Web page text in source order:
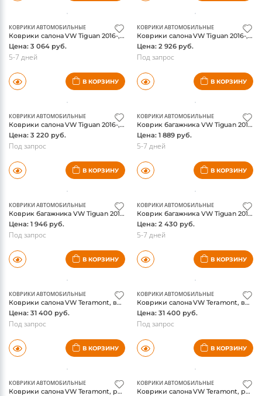
КОВРИКИ АВТОМОБИЛЬНЫЕ
Коврики салона VW Tiguan 2016-, 3D, черный, norplast
Цена: 3 064 руб.
5-7 дней
В КОРЗИНУ
КОВРИКИ АВТОМОБИЛЬНЫЕ
Коврики салона VW Tiguan 2016-, 3D, бежевый, norplast
Цена: 2 926 руб.
Под запрос
В КОРЗИНУ
КОВРИКИ АВТОМОБИЛЬНЫЕ
Коврики салона VW Tiguan 2016-, 3D, серый, norplast
Цена: 3 220 руб.
Под запрос
В КОРЗИНУ
КОВРИКИ АВТОМОБИЛЬНЫЕ
Коврик багажника VW Tiguan 2016-, черный, norplast
Цена: 1 889 руб.
5-7 дней
В КОРЗИНУ
КОВРИКИ АВТОМОБИЛЬНЫЕ
Коврик багажника VW Tiguan 2016-, бежевый, norplast
Цена: 1 946 руб.
Под запрос
В КОРЗИНУ
КОВРИКИ АВТОМОБИЛЬНЫЕ
Коврик багажника VW Tiguan 2016-, серый, norplast
Цена: 2 430 руб.
5-7 дней
В КОРЗИНУ
КОВРИКИ АВТОМОБИЛЬНЫЕ
Коврики салона VW Teramont, велюр, надпись ATLAS, капитанские кресла, оригинал
Цена: 31 400 руб.
Под запрос
В КОРЗИНУ
КОВРИКИ АВТОМОБИЛЬНЫЕ
Коврики салона VW Teramont, велюр, надпись ATLAS, единый второй ряд, оригинал
Цена: 31 400 руб.
Под запрос
В КОРЗИНУ
КОВРИКИ АВТОМОБИЛЬНЫЕ
Коврики салона VW Teramont, резина, надпись ATLAS, капитанские кресла, оригинал
КОВРИКИ АВТОМОБИЛЬНЫЕ
Коврики салона VW Teramont, резина, надпись ATLAS, единый второй ряд, оригинал